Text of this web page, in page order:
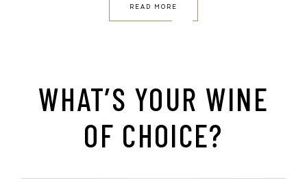
READ MORE
WHAT’S YOUR WINE
OF CHOICE?